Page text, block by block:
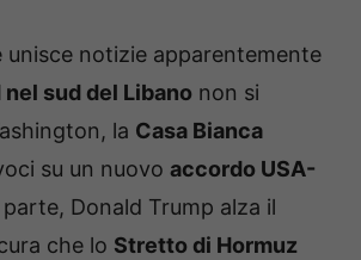
unisce notizie apparentemente
nel sud del Libano non si
la Casa Bianca
su un nuovo accordo USA-
parte, Donald Trump alza il
che lo Stretto di Hormuz